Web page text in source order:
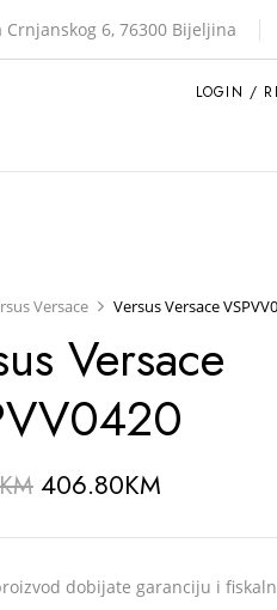
Crnjanskog 6, 76300 Bijeljina
LOGIN /
Versace Versus Versace
Versace
KM 406.80KM
dobijate garanciju i